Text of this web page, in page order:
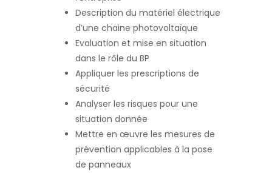
Description du matériel électrique
d’une chaine photovoltaïque
Evaluation et mise en situation
dans le rôle du BP
Appliquer les prescriptions de
sécurité
Analyser les risques pour une
situation donnée
Mettre en œuvre les mesures de
prévention applicables à la pose
de panneaux